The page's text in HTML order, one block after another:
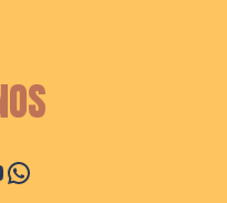
WhatsApp